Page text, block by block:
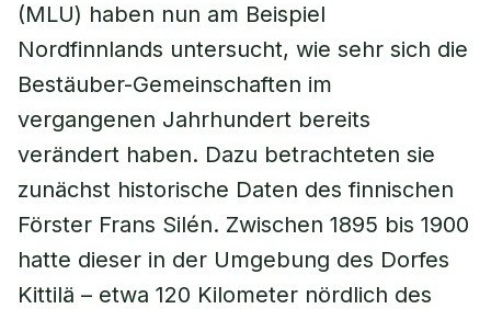
(MLU) haben nun am Beispiel
Nordfinnlands untersucht, wie sehr sich die
Bestäuber-Gemeinschaften im
vergangenen Jahrhundert bereits
verändert haben. Dazu betrachteten sie
zunächst historische Daten des finnischen
Förster Frans Silén. Zwischen 1895 bis 1900
hatte dieser in der Umgebung des Dorfes
Kittilä – etwa 120 Kilometer nördlich des